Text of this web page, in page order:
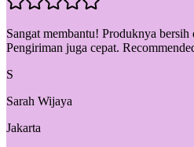
Sangat membantu! Produknya bersih
Pengiriman juga cepat.
S
Sarah Wijaya
Jakarta